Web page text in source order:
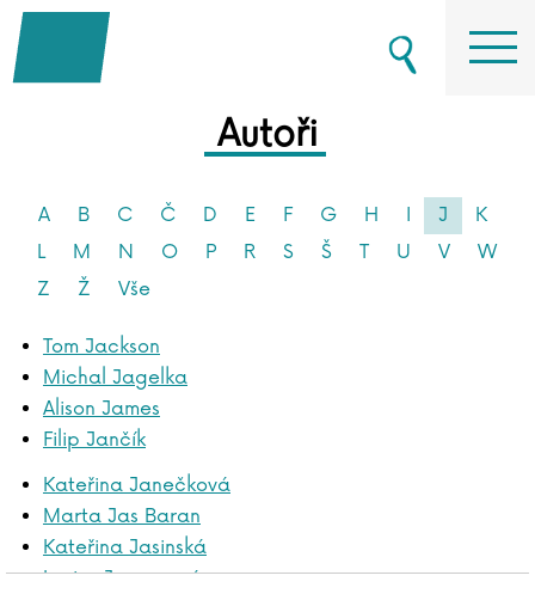
Autoři
A B C Č D E F G H I J
K
L
M N O P R S Š T U V
W
Z
Ž Vše
Tom Jackson
Michal Jagelka
Alison James
Filip Jančík
Kateřina Janečková
Marta Jas Baran
Kateřina Jasinská
Louise Jensenová